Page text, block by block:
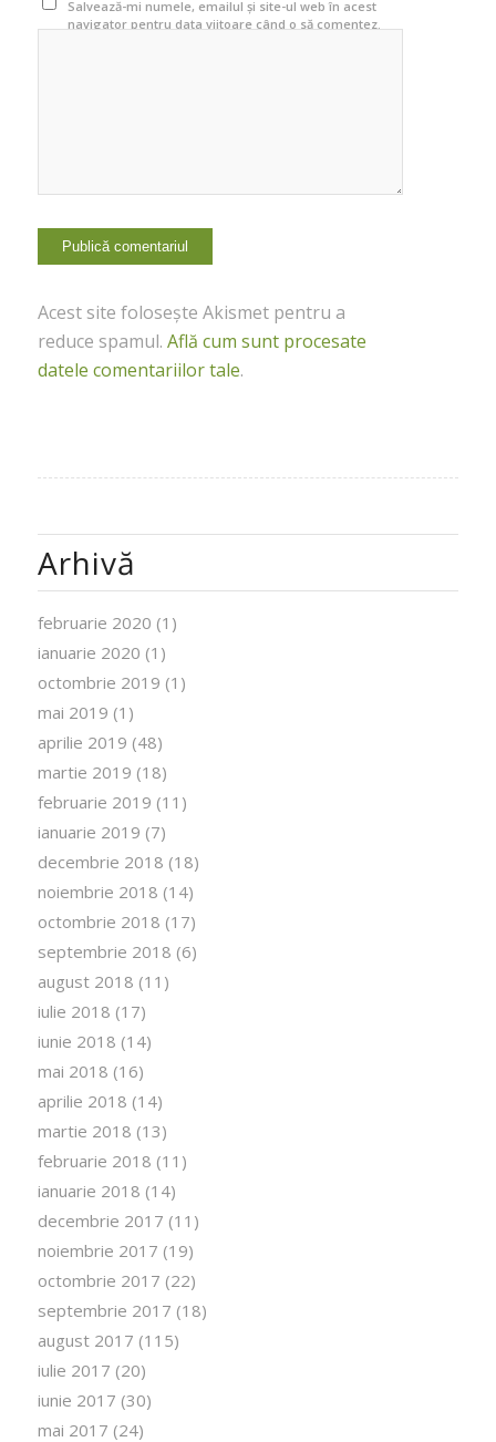
Salvează-mi numele, emailul și site-ul web în acest
navigator pentru data viitoare când o să comentez.
Acest site folosește Akismet pentru a
reduce spamul. Află cum sunt procesate
datele comentariilor tale.
Arhivă
februarie 2020 (1)
ianuarie 2020 (1)
octombrie 2019 (1)
mai 2019 (1)
aprilie 2019 (48)
martie 2019 (18)
februarie 2019 (11)
ianuarie 2019 (7)
decembrie 2018 (18)
noiembrie 2018 (14)
octombrie 2018 (17)
septembrie 2018 (6)
august 2018 (11)
iulie 2018 (17)
iunie 2018 (14)
mai 2018 (16)
aprilie 2018 (14)
martie 2018 (13)
februarie 2018 (11)
ianuarie 2018 (14)
decembrie 2017 (11)
noiembrie 2017 (19)
octombrie 2017 (22)
septembrie 2017 (18)
august 2017 (115)
iulie 2017 (20)
iunie 2017 (30)
mai 2017 (24)